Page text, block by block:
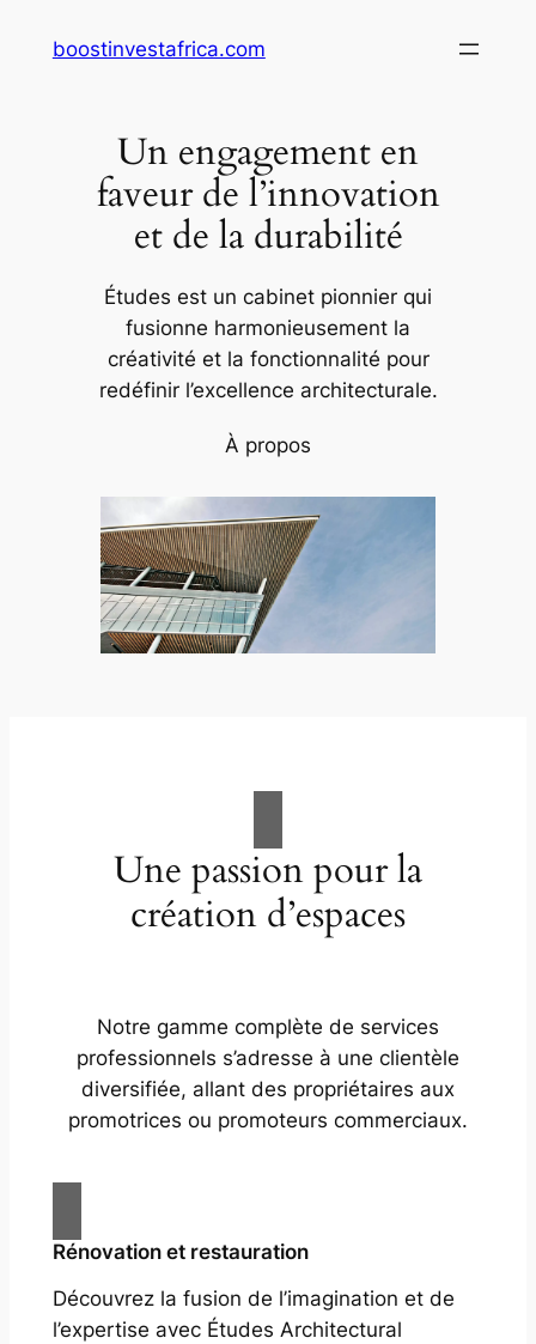
boostinvestafrica.com
Un engagement en
faveur de l’innovation
et de la durabilité
Études est un cabinet pionnier qui
fusionne harmonieusement la
créativité et la fonctionnalité pour
redéfinir l’excellence architecturale.
À propos
Une passion pour la
création d’espaces
Notre gamme complète de services
professionnels s’adresse à une clientèle
diversifiée, allant des propriétaires aux
promotrices ou promoteurs commerciaux.
Rénovation et restauration
Découvrez la fusion de l’imagination et de
l’expertise avec Études Architectural